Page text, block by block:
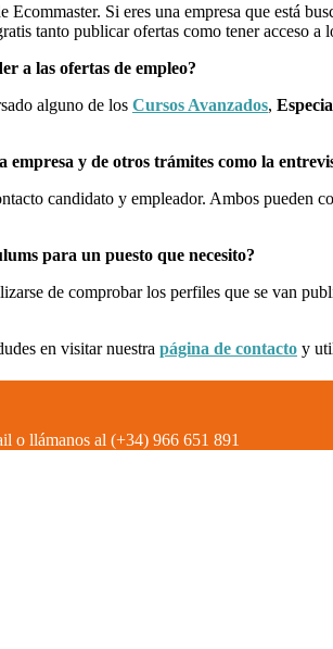
Ecommaster. Si eres una empresa que está
tanto publicar ofertas como tener acceso a
a las ofertas de empleo?
alguno de los Cursos Avanzados,
y de otros trámites como la
candidato y empleador. Ambos pueden
para un puesto que necesito?
de comprobar los perfiles que se van
en visitar nuestra página de contacto y
o llámanos al (+34) 966 651 891